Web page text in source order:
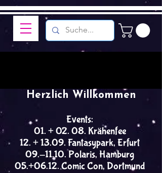
Events:
01. + 02. 08. Krähenfee
12. + 13.09. Fantasypark, Erfurt
09.-11.10. Polaris, Hamburg
05.+06.12. Comic Con, Dortmund
Herzlich Willkommen